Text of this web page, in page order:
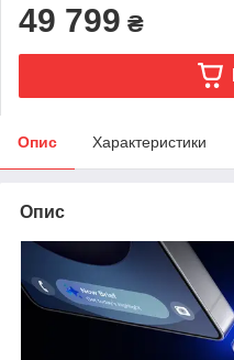
49 799 ₴
Опис Характеристики
Опис